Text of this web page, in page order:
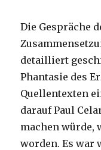
Die Gespräche
detailliert
Phantasie des
Quellentexten
darauf Paul
machen würde,
worden. Es war